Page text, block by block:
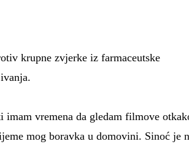
krupne zvjerke iz farmaceutske
vremena da gledam filmove
mog boravka u domovini. Sinoć je